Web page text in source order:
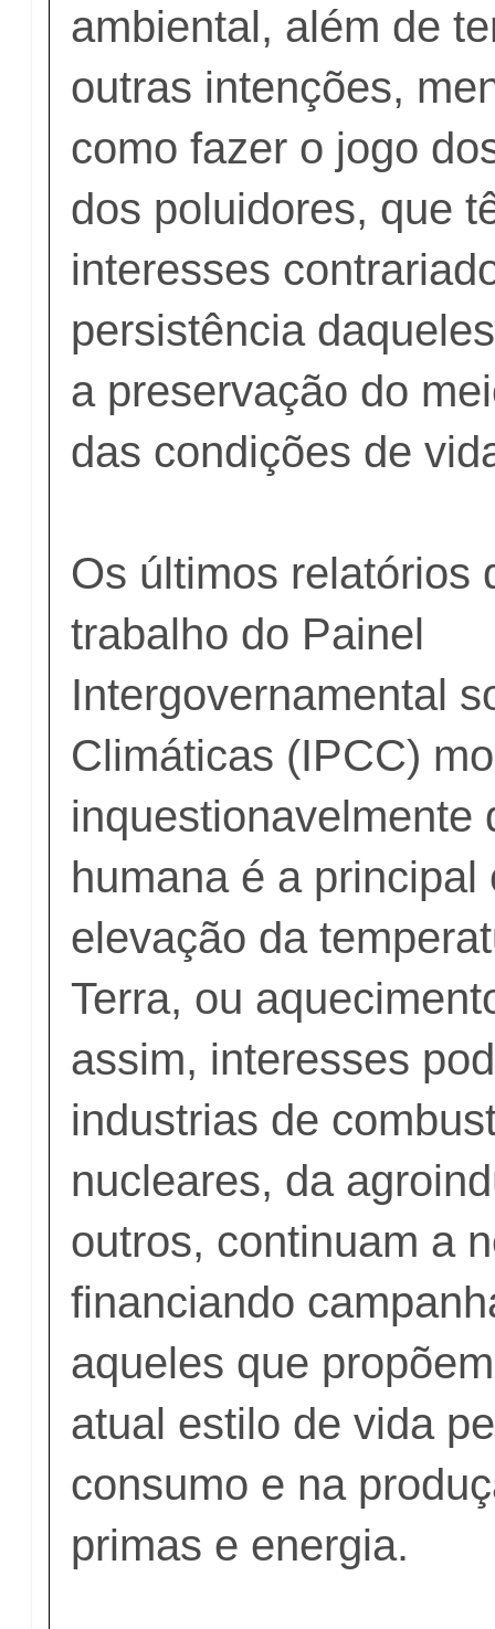
ambiental, além de
outras intenções,
como fazer o jogo
dos poluidores, que
interesses
persistência
a preservação do
das condições de
Os últimos relatórios
trabalho do Painel
Intergovernamental
Climáticas (IPCC)
inquestionavelmente
humana é a principal
elevação da
Terra, ou
assim, interesses
industrias de
nucleares, da
outros, continuam a
financiando
aqueles que
atual estilo de vida
consumo e na
primas e energia.